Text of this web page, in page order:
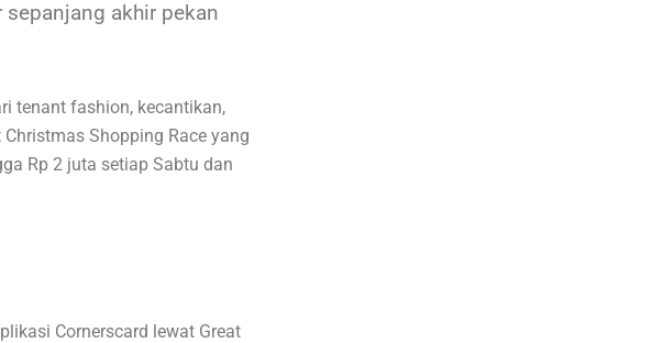
akhir pekan
tenant fashion, kecantikan,
Shopping Race yang
Rp 2 juta setiap Sabtu dan
Cornerscard lewat Great